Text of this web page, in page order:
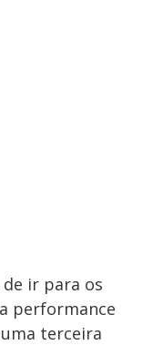
ir para os
performance
terceira